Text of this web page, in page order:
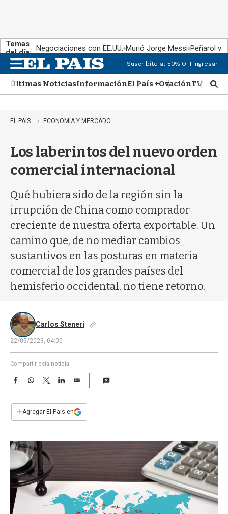
Temas
del día: Negociaciones con EE.UU. Murió Jorge Messi Peñarol
n
u
Suscribite al 50% OFFIngresar
Últimas NoticiasInformaciónEl País +OvaciónTV Show
M
o
r
b
a
EL PAÍS ECONOMÍA Y MERCADO
Los laberintos del nuevo orden
comercial internacional
Qué hubiera sido de la región sin la
irrupción de China como comprador
creciente de nuestra oferta exportable. Un
camino que, de no mediar cambios
sustantivos en las posturas en materia
comercial de los grandes países del
hemisferio occidental, no tiene retorno.
Carlos Steneri
22/05/2023, 04:00
Compartir esta noticia
F
e
b
k
W
s
p
T
w
t
L
E
i
l
+Agregar El País en